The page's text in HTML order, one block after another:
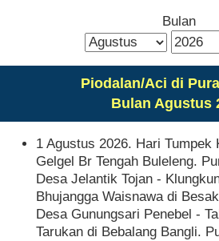
Bulan
Piodalan/Aci di
Bulan Agustus
1 Agustus 2026. Hari Tumpek
Gelgel Br Tengah Buleleng.
Desa Jelantik Tojan -
Bhujangga Waisnawa di
Desa Gunungsari Penebel -
Tarukan di Bebalang Bangli.